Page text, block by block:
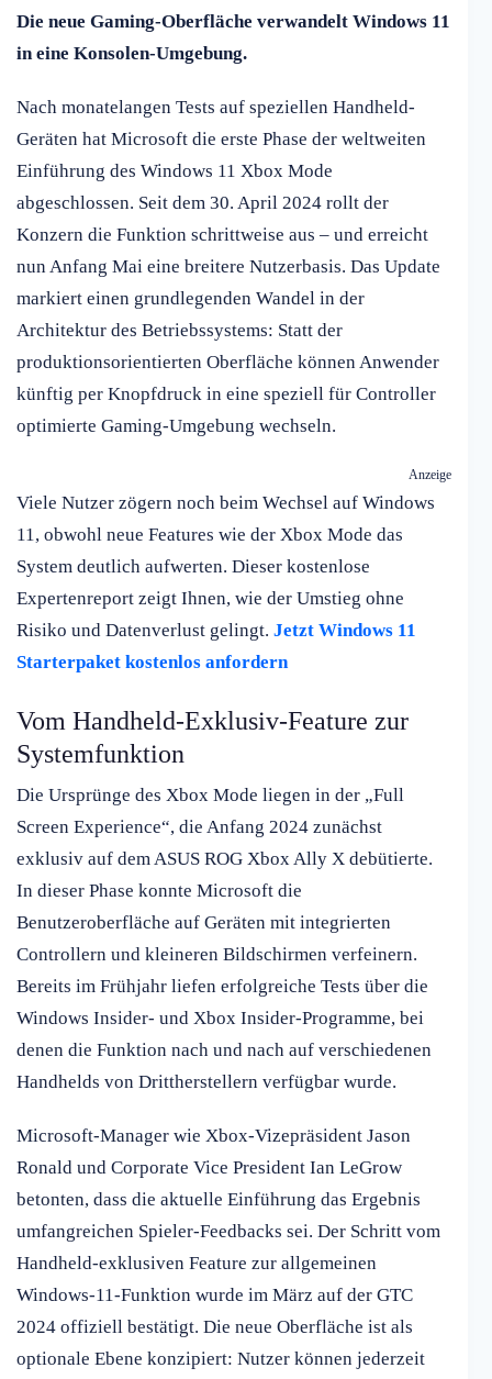
Die neue Gaming-Oberfläche verwandelt Windows 11
in eine Konsolen-Umgebung.
Nach monatelangen Tests auf speziellen Handheld-
Geräten hat Microsoft die erste Phase der weltweiten
Einführung des Windows 11 Xbox Mode
abgeschlossen. Seit dem 30. April 2024 rollt der
Konzern die Funktion schrittweise aus – und erreicht
nun Anfang Mai eine breitere Nutzerbasis. Das Update
markiert einen grundlegenden Wandel in der
Architektur des Betriebssystems: Statt der
produktionsorientierten Oberfläche können Anwender
künftig per Knopfdruck in eine speziell für Controller
optimierte Gaming-Umgebung wechseln.
Anzeige
Viele Nutzer zögern noch beim Wechsel auf Windows
11, obwohl neue Features wie der Xbox Mode das
System deutlich aufwerten. Dieser kostenlose
Expertenreport zeigt Ihnen, wie der Umstieg ohne
Risiko und Datenverlust gelingt. Jetzt Windows 11
Starterpaket kostenlos anfordern
Vom Handheld-Exklusiv-Feature zur
Systemfunktion
Die Ursprünge des Xbox Mode liegen in der „Full
Screen Experience“, die Anfang 2024 zunächst
exklusiv auf dem ASUS ROG Xbox Ally X debütierte.
In dieser Phase konnte Microsoft die
Benutzeroberfläche auf Geräten mit integrierten
Controllern und kleineren Bildschirmen verfeinern.
Bereits im Frühjahr liefen erfolgreiche Tests über die
Windows Insider- und Xbox Insider-Programme, bei
denen die Funktion nach und nach auf verschiedenen
Handhelds von Drittherstellern verfügbar wurde.
Microsoft-Manager wie Xbox-Vizepräsident Jason
Ronald und Corporate Vice President Ian LeGrow
betonten, dass die aktuelle Einführung das Ergebnis
umfangreichen Spieler-Feedbacks sei. Der Schritt vom
Handheld-exklusiven Feature zur allgemeinen
Windows-11-Funktion wurde im März auf der GTC
2024 offiziell bestätigt. Die neue Oberfläche ist als
optionale Ebene konzipiert: Nutzer können jederzeit